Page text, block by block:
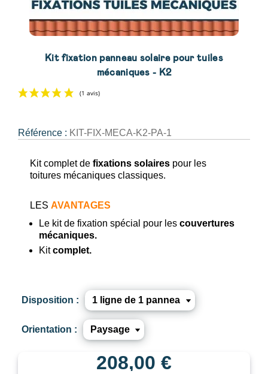
Kit fixation panneau solaire pour tuiles
mécaniques - K2
Référence : KIT-FIX-MECA-K2-PA-1
Kit complet de fixations solaires pour les
toitures mécaniques classiques.
LES AVANTAGES
Le kit de fixation spécial pour les couvertures
mécaniques.
Kitcomplet.
Disposition :
Orientation :
208,00 €